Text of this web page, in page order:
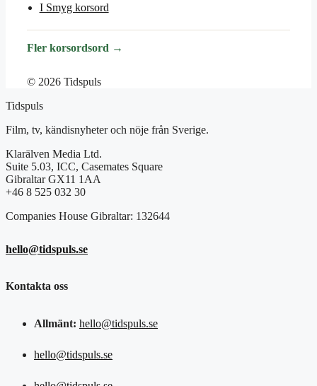
I Smyg korsord
Fler korsordsord →
© 2026 Tidspuls
Tidspuls
Film, tv, kändisnyheter och nöje från Sverige.
Klarälven Media Ltd.
Suite 5.03, ICC, Casemates Square
Gibraltar GX11 1AA
+46 8 525 032 30
Companies House Gibraltar: 132644
hello@tidspuls.se
Kontakta oss
Allmänt: hello@tidspuls.se
hello@tidspuls.se